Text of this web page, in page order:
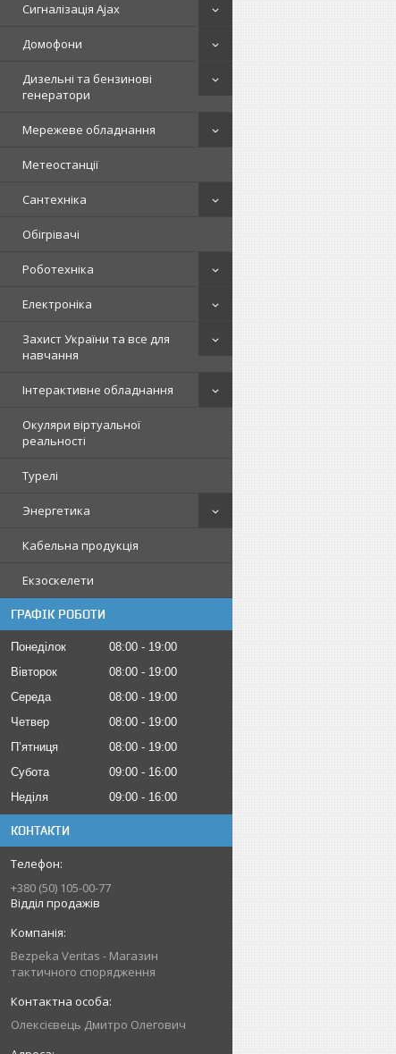
Сигналізація Ajax
Домофони
Дизельні та бензинові
генератори
Мережеве обладнання
Метеостанції
Сантехніка
Обігрівачі
Роботехніка
Електроніка
Захист України та все для
навчання
Інтерактивне обладнання
Окуляри віртуальної
реальності
Турелі
Энергетика
Кабельна продукція
Екзоскелети
ГРАФІК РОБОТИ
Понеділок 08:00
19:00
Вівторок
08:00
19:00
Середа
08:00
19:00
Четвер
08:00
19:00
Пʼятниця
08:00
19:00
Субота
09:00
16:00
Неділя
09:00 16:00
КОНТАКТИ
+380 (50) 105-00-77
Відділ продажів
Bezpeka Veritas - Магазин
тактичного спорядження
Олексієвець Дмитро Олегович